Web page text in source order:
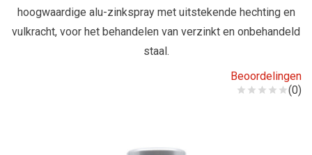
hoogwaardige alu-zinkspray met uitstekende hechting en
vulkracht, voor het behandelen van verzinkt en onbehandeld
staal.
Beoordelingen
(0)